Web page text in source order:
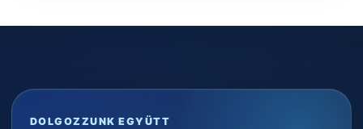
DOLGOZZUNK EGYÜTT